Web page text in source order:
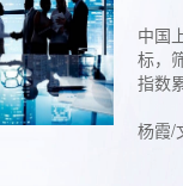
中国
标，
指数
杨霞/